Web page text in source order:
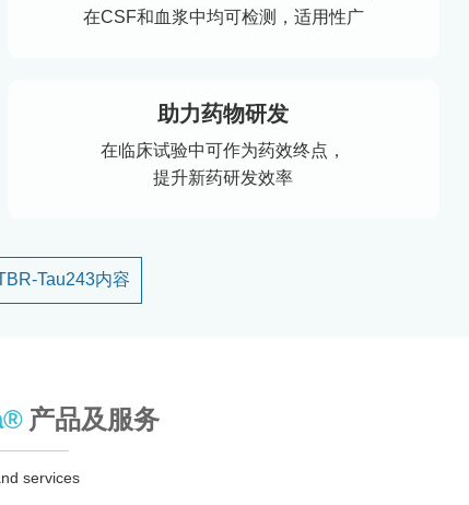
在CSF和血浆中均可检测，适用性广
助力药物研发
在临床试验中可作为药效终点，
提升新药研发效率
Tau243内容
产品及服务
services